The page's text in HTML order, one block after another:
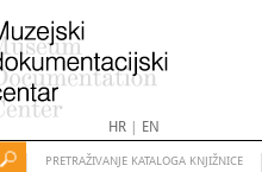
HR| EN
PRETRAŽIVANJE KATALOGA KNJIŽNICE